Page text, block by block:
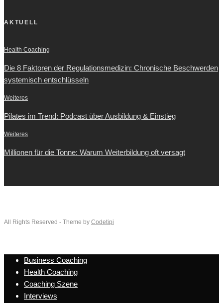
AKTUELL
Health Coaching
Die 8 Faktoren der Regulationsmedizin: Chronische Beschwerden
systemisch entschlüsseln
Weiteres
Pilates im Trend: Podcast über Ausbildung & Einstieg
Weiteres
Millionen für die Tonne: Warum Weiterbildung oft versagt
All Rights Reserved - Theme by Codetipi
Business Coaching
Health Coaching
Coaching Szene
Interviews